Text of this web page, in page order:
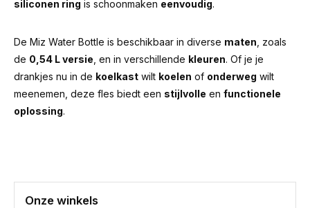
siliconen ring is schoonmaken eenvoudig.
De Miz Water Bottle is beschikbaar in diverse maten , zoals
de 0,54 L versie , en in verschillende kleuren. Of je je
drankjes nu in de koelkast wilt koelen of onderweg wilt
meenemen, deze fles biedt een stijlvolle en functionele
oplossing.
Onze winkels